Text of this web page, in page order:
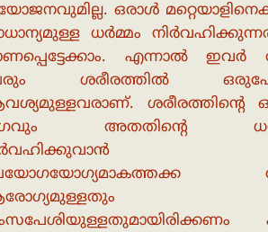
ഒരാൾ
ധർമ്മം
എന്നാൽ ഇവർ
ശരീരത്തിൽ
ശരീരത്തിൻ്റെ
അതതിൻ്റെ